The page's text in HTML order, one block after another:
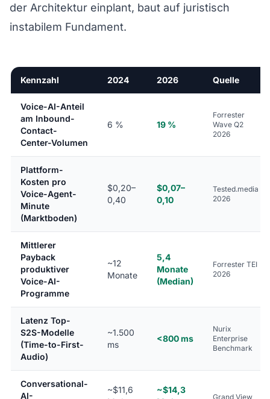
der Architektur einplant, baut auf juristisch
instabilem Fundament.
Kennzahl 2024 2026 Quelle
Voice-AI-Anteil
am Inbound-
Contact-
Center-Volumen
6 % 19 %
Forrester
Wave Q2
2026
Plattform-
Kosten pro
Voice-Agent-
Minute
(Marktboden)
$0,20–
0,40
$0,07–
0,10
Tested.media
2026
Mittlerer
Payback
produktiver
Voice-AI-
Programme
~12
Monate
5,4
Monate
(Median)
Forrester TEI
2026
Latenz Top-
S2S-Modelle
(Time-to-First-
Audio)
~1.500
ms
<800 ms
Nurix
Enterprise
Benchmark
Conversational-
AI-
~$11,6
~$14,3
Grand View